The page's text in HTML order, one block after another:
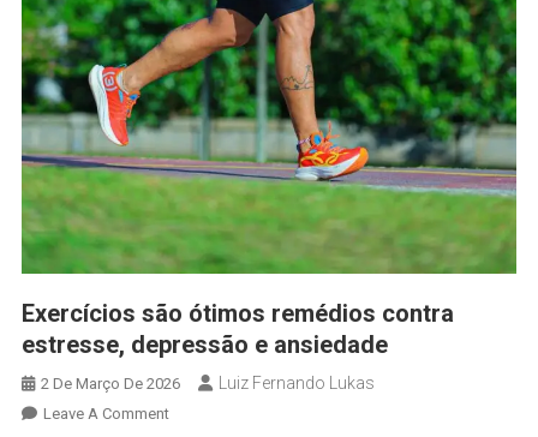
Exercícios são ótimos remédios contra
estresse, depressão e ansiedade
2 De Março De 2026 Luiz Fernando Lukas
Leave A Comment